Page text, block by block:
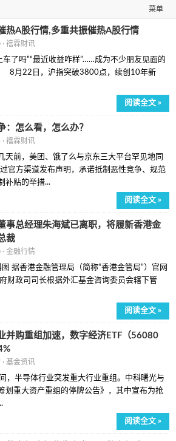
菜单
热A股行情,多重共振催热A股行情
·禧霖财讯
了吗”“最近收益咋样”……成为不少朋友见面的
月22日，沪指突破3800点，续创10年新
阅读全文 »
：怎么看，怎么办？
·禧霖财讯
天前，美团、饿了么与京东三大平台罕见地同
官方渠道发布声明，承诺抵制恶性竞争、规范
补贴的举措...
阅读全文 »
事总经理朱海斌已离职，将履新香港金
裁
·金融行情
据香港金融管理局（简称“香港金管局”）官网
财政司司长根据外汇基金咨询委员会辖下管
阅读全文 »
并购重组加速，数字经济ETF（56080
·基金资讯
，半导体行业突发重大行业重组。中科曙光与
划重大资产重组的停牌公告》，其中宣布为抢
阅读全文 »